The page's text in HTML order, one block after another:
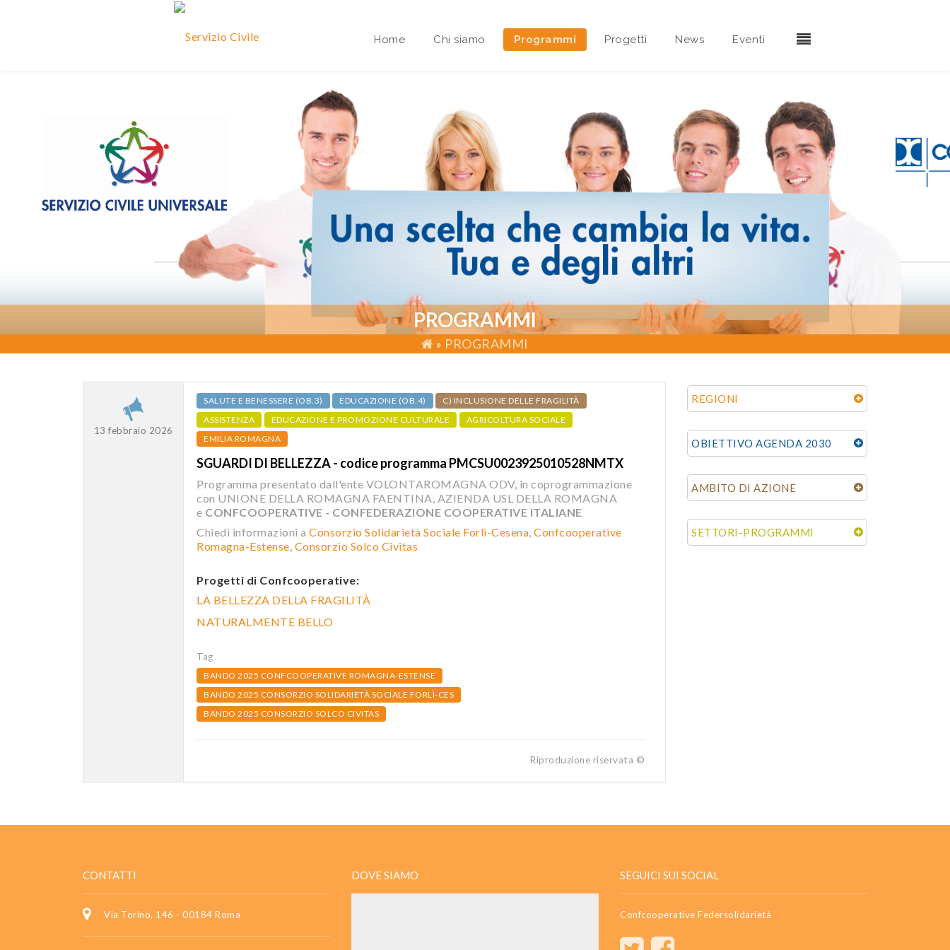
Home Chi siamo
Area riservata Sedi Territoriali
Programmi Progetti News Eventi
PROGRAMMI
» PROGRAMMI
13 febbraio 2026
SALUTE E BENESSERE (OB.3) EDUCAZIONE (OB.4)
C) INCLUSIONE DELLE FRAGILITÀ
ASSISTENZA
EDUCAZIONE E PROMOZIONE CULTURALE
AGRICOLTURA SOCIALE
EMILIA ROMAGNA
SGUARDI DI BELLEZZA - codice programma PMCSU0023925010528NMTX
Programma presentato dall'ente VOLONTAROMAGNA ODV, in coprogrammazione
con UNIONE DELLA ROMAGNA FAENTINA, AZIENDA USL DELLA ROMAGNA
e CONFCOOPERATIVE - CONFEDERAZIONE COOPERATIVE ITALIANE
Chiedi informazioni a Consorzio Solidarietà Sociale Forlì-Cesena, Confcooperative
Romagna-Estense, Consorzio Solco Civitas
Progetti di Confcooperative:
LA BELLEZZA DELLA FRAGILITÀ
NATURALMENTE BELLO
Tag
BANDO 2025 CONFCOOPERATIVE ROMAGNA-ESTENSE
BANDO 2025 CONSORZIO SOLIDARIETÀ SOCIALE FORLÌ-CES
BANDO 2025 CONSORZIO SOLCO CIVITAS
Riproduzione riservata ©
REGIONI
OBIETTIVO AGENDA 2030
AMBITO DI AZIONE
SETTORI-PROGRAMMI
CONTATTI
Via Torino, 146 - 00184 Roma
DOVE SIAMO SEGUICI SUI SOCIAL
Confcooperative Federsolidarietà